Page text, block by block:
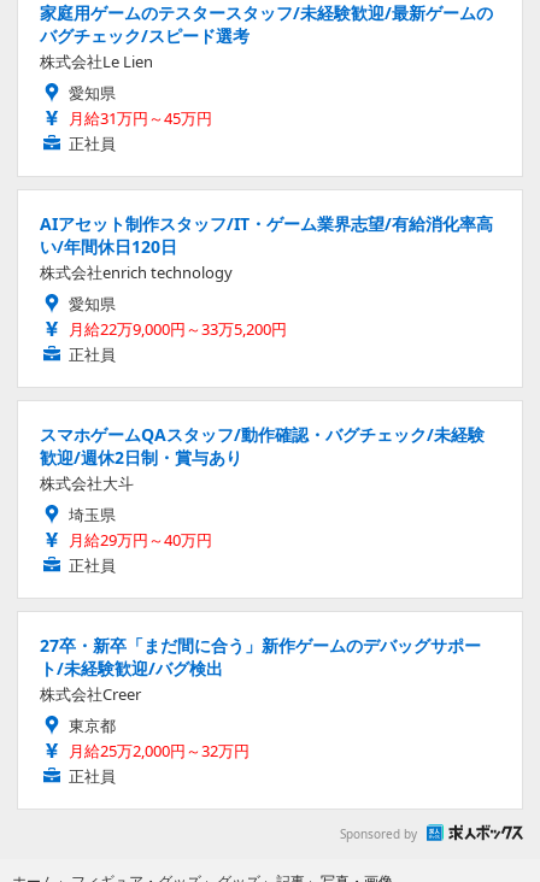
家庭用ゲームのテスタースタッフ/未経験歓迎/最新ゲームの
バグチェック/スピード選考
株式会社Le Lien
愛知県
月給31万円～45万円
正社員
AIアセット制作スタッフ/IT・ゲーム業界志望/有給消化率高
い/年間休日120日
株式会社enrich technology
愛知県
月給22万9,000円～33万5,200円
正社員
スマホゲームQAスタッフ/動作確認・バグチェック/未経験
歓迎/週休2日制・賞与あり
株式会社大斗
埼玉県
月給29万円～40万円
正社員
27卒・新卒「まだ間に合う」新作ゲームのデバッグサポー
ト/未経験歓迎/バグ検出
株式会社Creer
東京都
月給25万2,000円～32万円
正社員
Sponsored by